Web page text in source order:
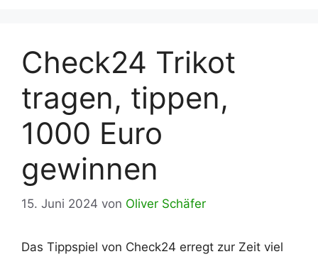
Check24 Trikot
tragen, tippen,
1000 Euro
gewinnen
15. Juni 2024 von Oliver Schäfer
Das Tippspiel von Check24 erregt zur Zeit viel